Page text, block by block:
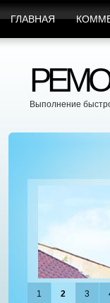
ГЛАВНАЯ
Выполнение
Марафет
1 2 3